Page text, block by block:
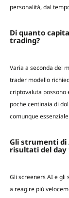
personalità, dal
Di quanto
trading?
Varia a seconda del
trader modello
criptovaluta possono
poche centinaia di
comunque
Gli strumenti di
risultati del day
Gli screeners AI e
a reagire più